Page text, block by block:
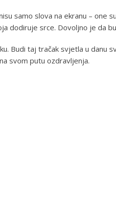
samo slova na ekranu – one
dodiruje srce. Dovoljno je da
Budi taj tračak svjetla u danu
svom putu ozdravljenja.